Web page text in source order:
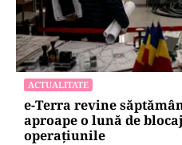
ACTUALITATE
e-Terra revine
aproape o lună de
operațiunile